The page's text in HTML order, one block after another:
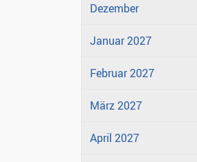
Dezember
Januar 2027
Februar 2027
März 2027
April 2027